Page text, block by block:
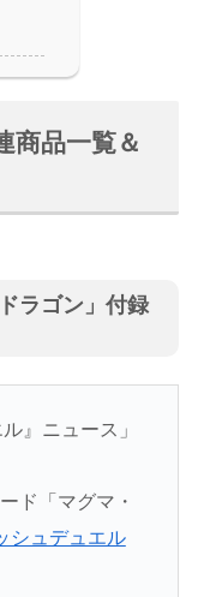
商品一覧＆
ラゴン」付録
』ニュース」
ド「マグマ・
シュデュエル